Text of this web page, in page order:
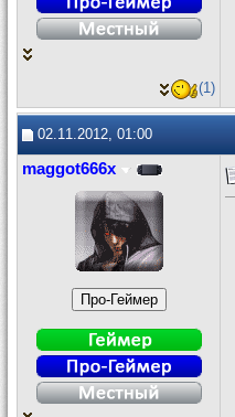
(1)
02.11.2012, 01:00
maggot666x